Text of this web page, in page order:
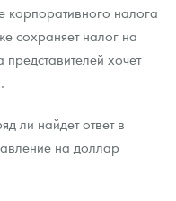
корпоративного налога
сохраняет налог на
хочет
ли найдет ответ в
на доллар